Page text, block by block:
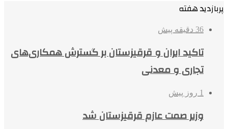
پربازدید هفته
36 دقیقه پیش
تاکید ایران و قرقیزستان بر گسترش همکاری‌های
تجاری و معدنی
1 روز پیش
وزیر صمت عازم قرقیزستان شد